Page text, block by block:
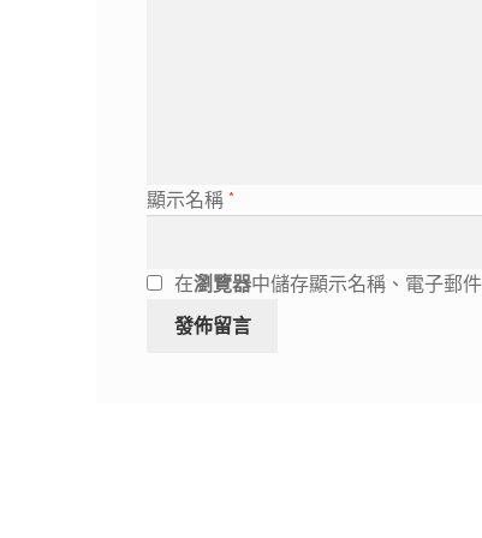
顯示名稱 *
在瀏覽器中儲存顯示名稱、電子郵